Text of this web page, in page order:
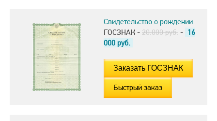
Свидетельство о рождении
ГОСЗНАК - 20.000 руб. - 16
000 руб.
Быстрый заказ